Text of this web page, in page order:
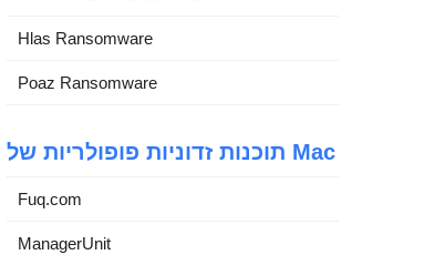
Hlas Ransomware
Poaz Ransomware
תוכנות זדוניות פופולריות של Mac
Fuq.com
ManagerUnit